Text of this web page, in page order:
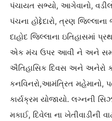
પંચાયત સભ્યો, આગેવાનો,
પંચના હોદ્દેદારો, ત્રણ
દાહોદ જિલ્લાના ઇતિહાસમાં
એક મંચ ઉપર આવી ને અને
ઐતિહાસિક દિવસ અને અનેરો
કનવિનરો,આમંત્રિત મહેમાનો,
કાર્યક્રમ યોજાયો. લગ્નની
મકાઈ, દિવેલા ના ખેતીવાડીની